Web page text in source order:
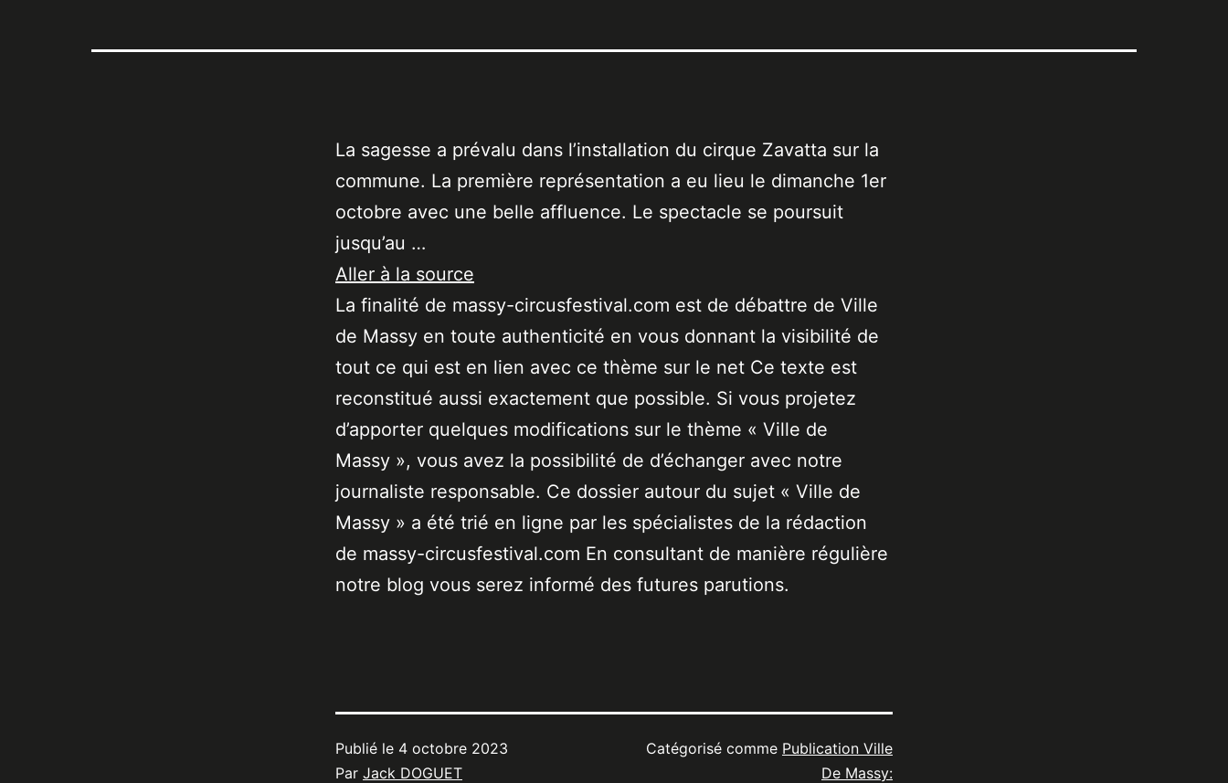
La sagesse a prévalu dans l’installation du cirque Zavatta sur la
commune. La première représentation a eu lieu le dimanche 1er
octobre avec une belle affluence. Le spectacle se poursuit
jusqu’au …
Aller à la source
La finalité de massy-circusfestival.com est de débattre de Ville
de Massy en toute authenticité en vous donnant la visibilité de
tout ce qui est en lien avec ce thème sur le net Ce texte est
reconstitué aussi exactement que possible. Si vous projetez
d’apporter quelques modifications sur le thème « Ville de
Massy », vous avez la possibilité de d’échanger avec notre
journaliste responsable. Ce dossier autour du sujet « Ville de
Massy » a été trié en ligne par les spécialistes de la rédaction
de massy-circusfestival.com En consultant de manière régulière
notre blog vous serez informé des futures parutions.
Publié le 4 octobre 2023
Par Jack DOGUET
Catégorisé comme Publication Ville
De Massy: